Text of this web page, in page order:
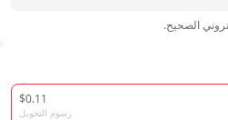
الصحيح.
$0.11
رسوم التحويل